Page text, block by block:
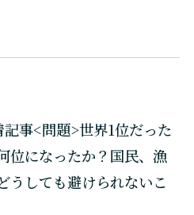
事<問題>世界1位だった
位になったか？国民、漁
うしても避けられないこ